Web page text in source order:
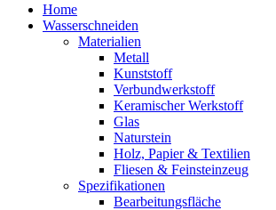
Home
Wasserschneiden
Materialien
Metall
Kunststoff
Verbundwerkstoff
Keramischer Werkstoff
Glas
Naturstein
Holz, Papier & Textilien
Fliesen & Feinsteinzeug
Spezifikationen
Bearbeitungsfläche